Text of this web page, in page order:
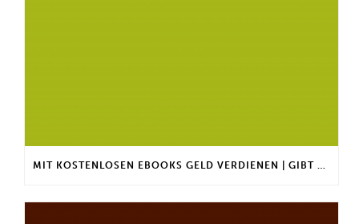
MIT KOSTENLOSEN EBOOKS GELD VERDIENEN | GIBT ES EINEN MAXIMALEN ANLAGEBETRAG?